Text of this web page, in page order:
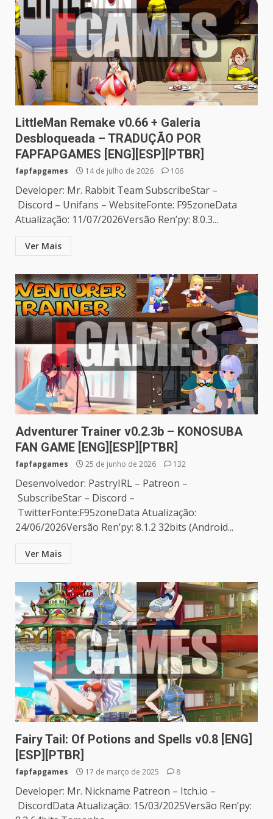
LittleMan Remake v0.66 + Galeria
Desbloqueada – TRADUÇÃO POR
FAPFAPGAMES [ENG][ESP][PTBR]
fapfapgames 14 de julho de 2026 106
Developer: Mr. Rabbit Team SubscribeStar –
Discord – Unifans – WebsiteFonte: F95zoneData
Atualização: 11/07/2026Versão Ren’py: 8.0.3...
Ver Mais
Adventurer Trainer v0.2.3b – KONOSUBA
FAN GAME [ENG][ESP][PTBR]
fapfapgames 25 de junho de 2026 132
Desenvolvedor: PastryIRL – Patreon –
SubscribeStar – Discord –
TwitterFonte:F95zoneData Atualização:
24/06/2026Versão Ren’py: 8.1.2 32bits (Android...
Ver Mais
Fairy Tail: Of Potions and Spells v0.8 [ENG]
[ESP][PTBR]
fapfapgames 17 de março de 2025 8
Developer: Mr. Nickname Patreon – Itch.io –
DiscordData Atualização: 15/03/2025Versão Ren’py: